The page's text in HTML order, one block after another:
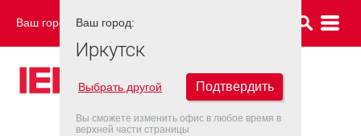
Ваш город: ИРКУТСК
Ваш город:
Иркутск
Выбрать другой Подтвердить
Вы сможете изменить офис в любое время в
верхней части страницы